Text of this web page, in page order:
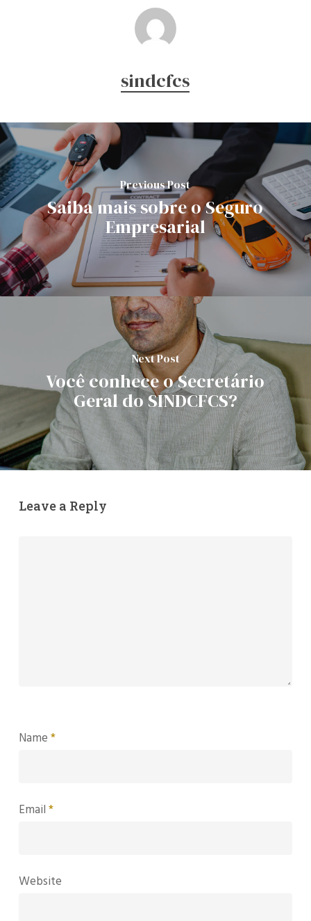
sindcfcs
Previous Post
Saiba mais sobre o Seguro
Empresarial
Next Post
Você conhece o Secretário
Geral do SINDCFCS?
Leave a Reply
Name*
Email*
Website